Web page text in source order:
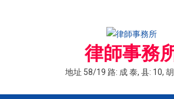
律師事務
地址 58/19 路: 成 泰, 县: 10,